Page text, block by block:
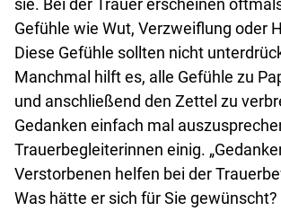
sie. Bei der Trauer erscheinen
Gefühle wie Wut, Verzweiflung oder
Diese Gefühle sollten nicht
Manchmal hilft es, alle Gefühle zu
und anschließend den Zettel zu
Gedanken einfach mal
Trauerbegleiterinnen einig.
Verstorbenen helfen bei der
Was hätte er sich für Sie